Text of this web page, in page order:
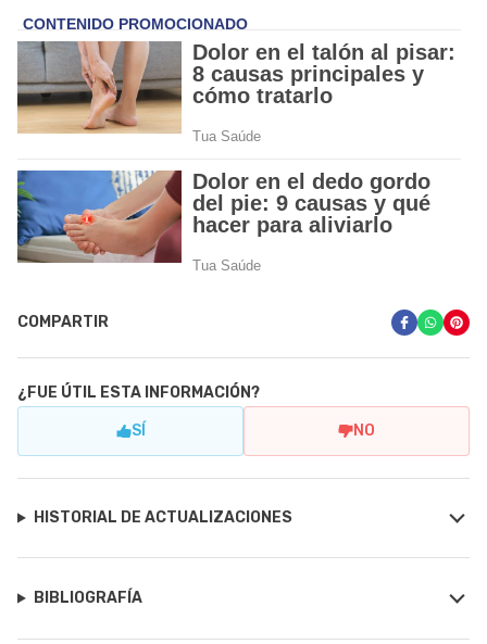
COMPARTIR
¿FUE ÚTIL ESTA INFORMACIÓN?
SÍ NO
HISTORIAL DE ACTUALIZACIONES
BIBLIOGRAFÍA